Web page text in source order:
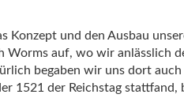
Konzept und den Ausbau
Worms auf, wo wir anlässlich
begaben wir uns dort
1521 der Reichstag stattfand,